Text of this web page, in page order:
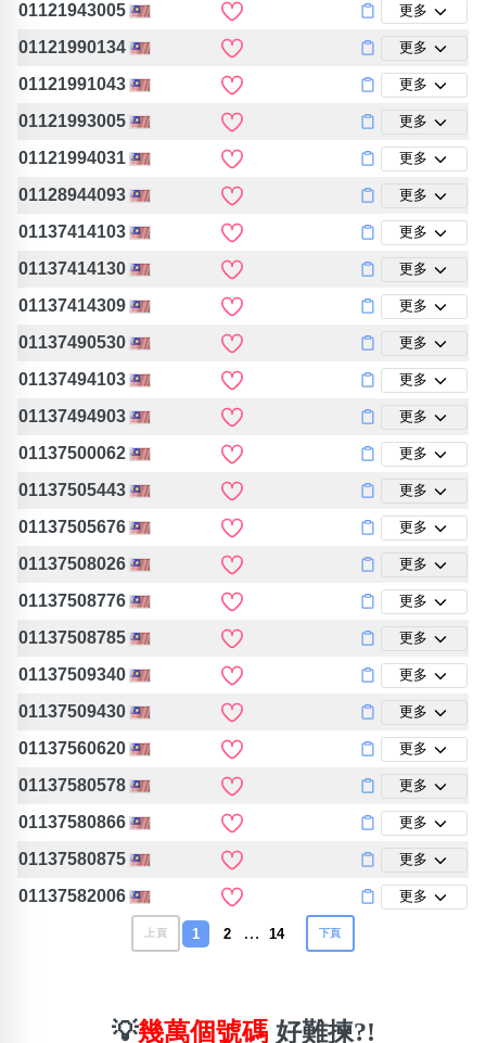
01121943005 更多
01121990134 更多
01121991043 更多
01121993005 更多
01121994031 更多
01128944093 更多
01137414103 更多
01137414130 更多
01137414309 更多
01137490530 更多
01137494103 更多
01137494903 更多
01137500062 更多
01137505443 更多
01137505676 更多
01137508026 更多
01137508776 更多
01137508785 更多
01137509340 更多
01137509430 更多
01137560620 更多
01137580578 更多
01137580866 更多
01137580875 更多
01137582006 更多
上頁 1 2 … 14 下頁
💡幾萬個號碼 好難揀?!